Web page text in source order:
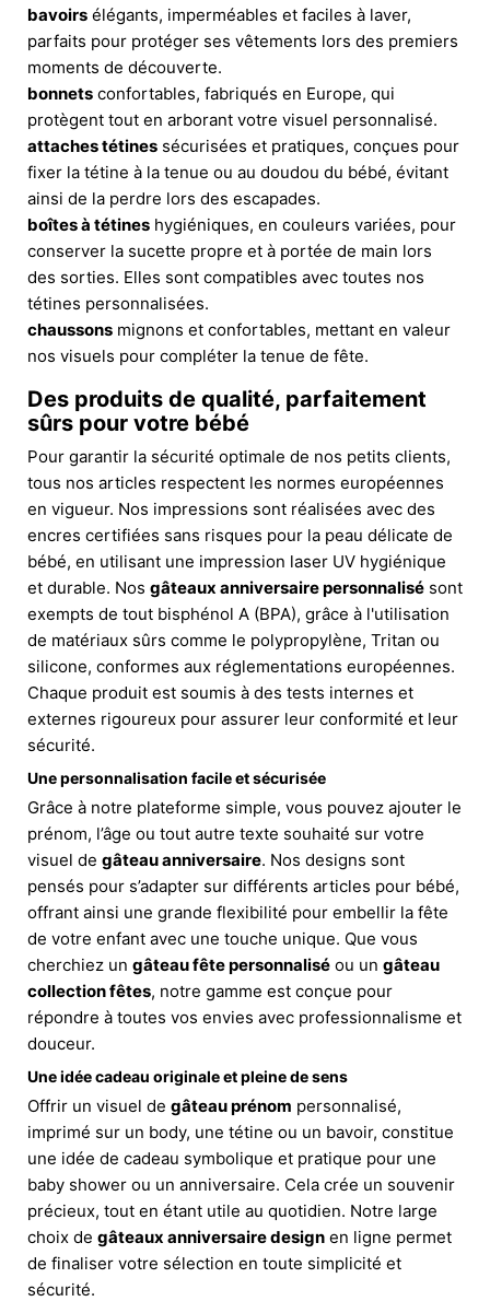
bavoirs élégants, imperméables et faciles à laver,
parfaits pour protéger ses vêtements lors des premiers
moments de découverte.
bonnets confortables, fabriqués en Europe, qui
protègent tout en arborant votre visuel personnalisé.
attaches tétines sécurisées et pratiques, conçues pour
fixer la tétine à la tenue ou au doudou du bébé, évitant
ainsi de la perdre lors des escapades.
boîtes à tétines hygiéniques, en couleurs variées, pour
conserver la sucette propre et à portée de main lors
des sorties. Elles sont compatibles avec toutes nos
tétines personnalisées.
chaussons mignons et confortables, mettant en valeur
nos visuels pour compléter la tenue de fête.
Des produits de qualité, parfaitement
sûrs pour votre bébé
Pour garantir la sécurité optimale de nos petits clients,
tous nos articles respectent les normes européennes
en vigueur. Nos impressions sont réalisées avec des
encres certifiées sans risques pour la peau délicate de
bébé, en utilisant une impression laser UV hygiénique
et durable. Nos gâteaux anniversaire personnalisé sont
exempts de tout bisphénol A (BPA), grâce à l'utilisation
de matériaux sûrs comme le polypropylène, Tritan ou
silicone, conformes aux réglementations européennes.
Chaque produit est soumis à des tests internes et
externes rigoureux pour assurer leur conformité et leur
sécurité.
Une personnalisation facile et sécurisée
Grâce à notre plateforme simple, vous pouvez ajouter le
prénom, l’âge ou tout autre texte souhaité sur votre
visuel de gâteau anniversaire. Nos designs sont
pensés pour s’adapter sur différents articles pour bébé,
offrant ainsi une grande flexibilité pour embellir la fête
de votre enfant avec une touche unique. Que vous
cherchiez un gâteau fête personnalisé ou un gâteau
collection fêtes, notre gamme est conçue pour
répondre à toutes vos envies avec professionnalisme et
douceur.
Une idée cadeau originale et pleine de sens
Offrir un visuel de gâteau prénom personnalisé,
imprimé sur un body, une tétine ou un bavoir, constitue
une idée de cadeau symbolique et pratique pour une
baby shower ou un anniversaire. Cela crée un souvenir
précieux, tout en étant utile au quotidien. Notre large
choix de gâteaux anniversaire design en ligne permet
de finaliser votre sélection en toute simplicité et
sécurité.